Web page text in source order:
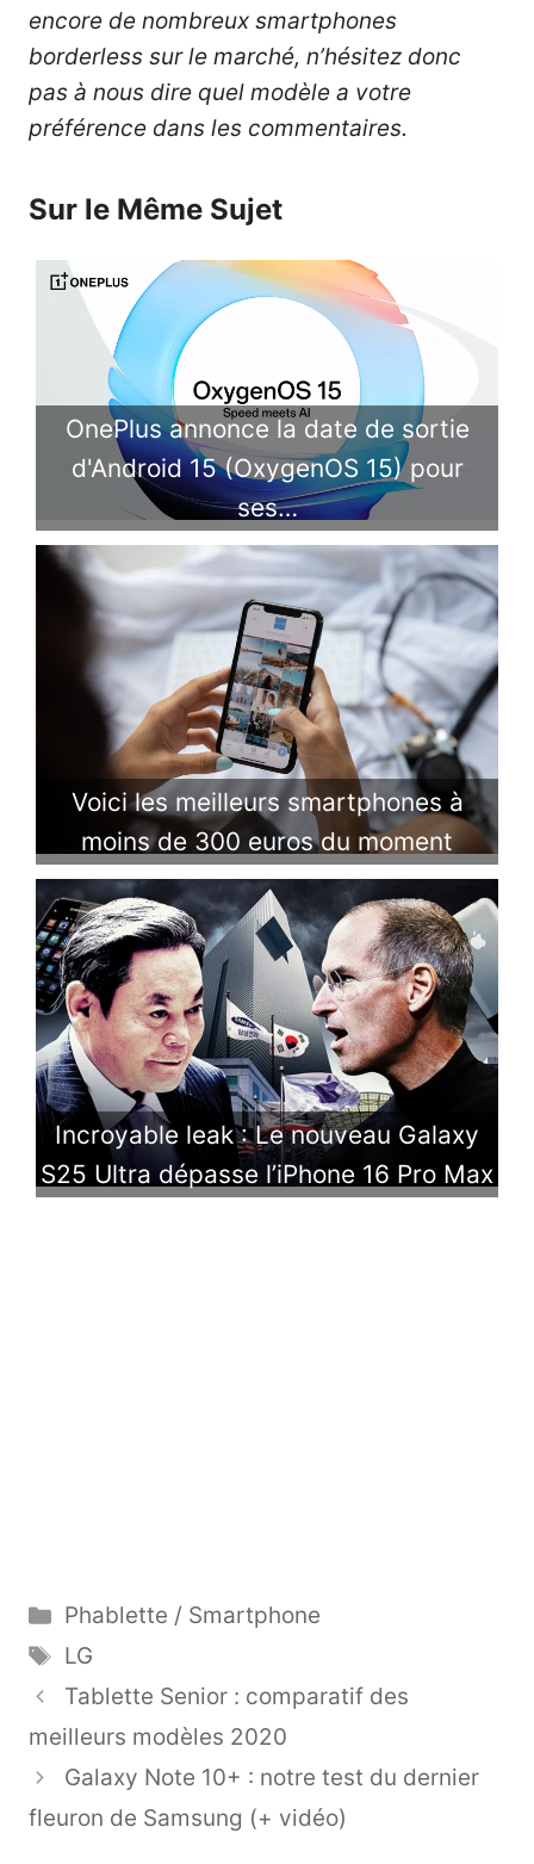
encore de nombreux smartphones
borderless sur le marché, n’hésitez donc
pas à nous dire quel modèle a votre
préférence dans les commentaires.
Sur le Même Sujet
OnePlus annonce la date de sortie
d'Android 15 (OxygenOS 15) pour
ses…
Voici les meilleurs smartphones à
moins de 300 euros du moment
Incroyable leak : Le nouveau Galaxy
S25 Ultra dépasse l’iPhone 16 Pro Max
Catégories
Phablette / Smartphone
Étiquettes
LG
Tablette Senior : comparatif des
meilleurs modèles 2020
Galaxy Note 10+ : notre test du dernier
fleuron de Samsung (+ vidéo)